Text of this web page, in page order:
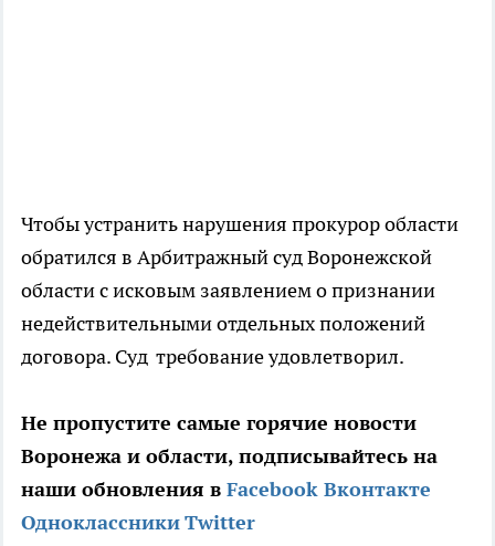
Чтобы устранить нарушения прокурор области
обратился в Арбитражный суд Воронежской
области с исковым заявлением о признании
недействительными отдельных положений
договора. Суд требование удовлетворил.
Не пропустите самые горячие новости
Воронежа и области, подписывайтесь на
наши обновления в Facebook Вконтакте
ОдноклассникиTwitter